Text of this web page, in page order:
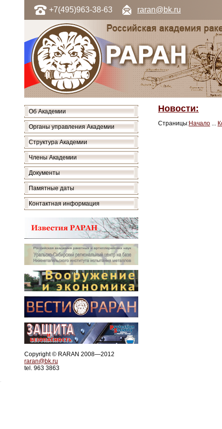
+7(495)963-38-63 raran@bk.ru
Об Академии
Органы управления Академии
Структура Академии
Члены Академии
Документы
Памятные даты
Контактная информация
Новости:
Страницы:Начало ...
Copyright © RARAN 2008—2012
raran@bk.ru
tel. 963 3863